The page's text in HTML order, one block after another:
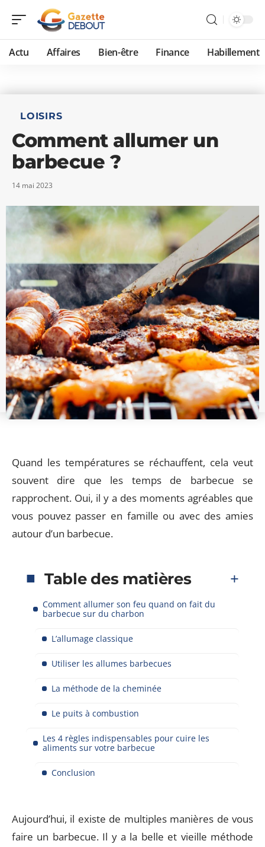
Actu Affaires Bien-être Finance Habillement
LOISIRS
Comment allumer un
barbecue ?
14 mai 2023
Quand les températures se réchauffent, cela veut
souvent dire que les temps de barbecue se
rapprochent. Oui, il y a des moments agréables que
vous pouvez passer en famille ou avec des amies
autour d’un barbecue.
Table des matières
Comment allumer son feu quand on fait du
barbecue sur du charbon
L’allumage classique
Utiliser les allumes barbecues
La méthode de la cheminée
Le puits à combustion
Les 4 règles indispensables pour cuire les
aliments sur votre barbecue
Conclusion
Aujourd’hui, il existe de multiples manières de vous
faire un barbecue. Il y a la belle et vieille méthode